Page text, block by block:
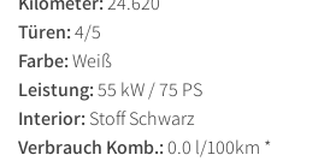
Türen:4/5
Farbe:Weiß
Leistung:55 kW / 75 PS
Interior: Stoff Schwarz
Verbrauch Komb.:0.0 l/100km *